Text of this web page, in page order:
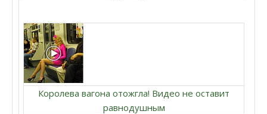
Королева вагона отожгла! Видео не оставит
равнодушным